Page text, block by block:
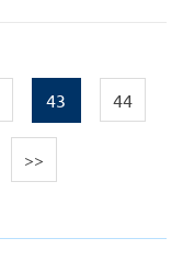
43 44
>>